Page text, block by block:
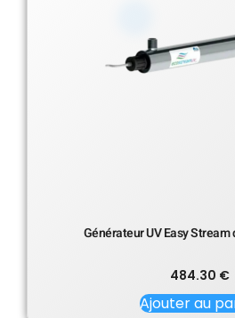
Générateur UV Easy Stream
484.30 €
Ajouter au